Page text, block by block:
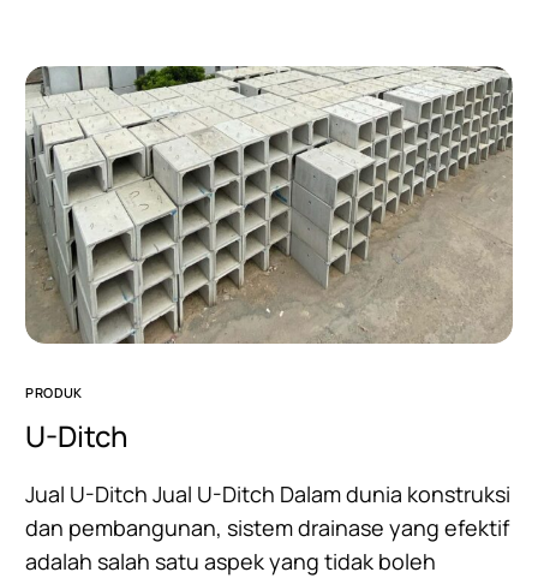
PRODUK
U-Ditch
Jual U-Ditch Jual U-Ditch Dalam dunia konstruksi
dan pembangunan, sistem drainase yang efektif
adalah salah satu aspek yang tidak boleh